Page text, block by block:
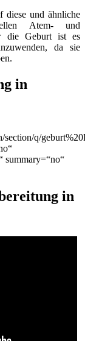
diese und ähnliche
Atem- und
die Geburt ist es
da sie
in
section/q/
summary=“no“
in